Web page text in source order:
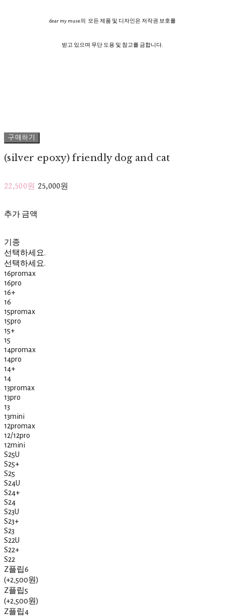
dear my muse의 모든 제품 및 디자인은 저작권 보호를
받고 있으며 무단 도용 및 참고를 금합니다.
구매하기
(silver epoxy) friendly dog and cat
22,500원 25,000원
추가 금액
기종
선택하세요.
선택하세요.
16promax
16pro
16+
16
15promax
15pro
15+
15
14promax
14pro
14+
14
13promax
13pro
13
13mini
12promax
12/12pro
12mini
S25U
S25+
S25
S24U
S24+
S24
S23U
S23+
S23
S22U
S22+
S22
Z플립6
(+2,500원)
Z플립5
(+2,500원)
Z플립4